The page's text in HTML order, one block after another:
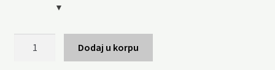
Dodaj u korpu